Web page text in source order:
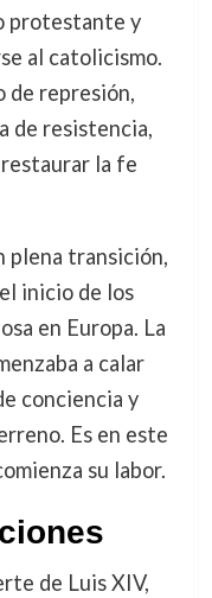
protestante y
al catolicismo.
de represión,
de resistencia,
la fe
plena transición,
inicio de los
en Europa. La
a calar
conciencia y
Es en este
su labor.
de Luis XIV,